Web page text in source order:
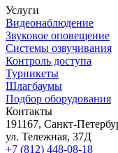
Услуги
Видеонаблюдение
Звуковое оповещение
Системы озвучивания
Контроль доступа
Турникеты
Шлагбаумы
Подбор оборудования
Контакты
191167, Санкт-
ул. Тележная, 37Д
+7 (812) 448-08-18